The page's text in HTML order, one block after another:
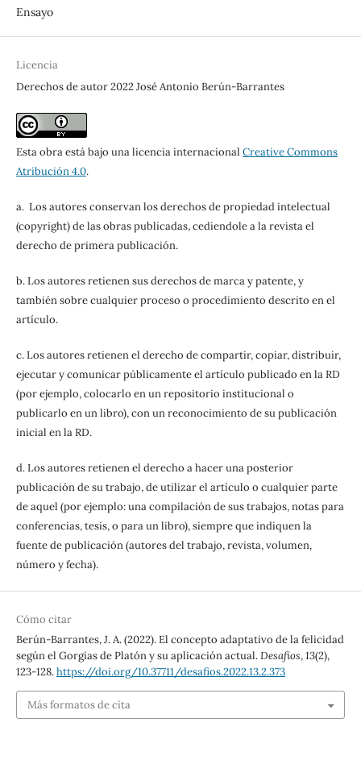
Ensayo
Licencia
Derechos de autor 2022 José Antonio Berún-Barrantes
Esta obra está bajo una licencia internacional Creative Commons
Atribución 4.0.
a. Los autores conservan los derechos de propiedad intelectual
(copyright) de las obras publicadas, cediendole a la revista el
derecho de primera publicación.
b. Los autores retienen sus derechos de marca y patente, y
también sobre cualquier proceso o procedimiento descrito en el
artículo.
c. Los autores retienen el derecho de compartir, copiar, distribuir,
ejecutar y comunicar públicamente el artículo publicado en la RD
(por ejemplo, colocarlo en un repositorio institucional o
publicarlo en un libro), con un reconocimiento de su publicación
inicial en la RD.
d. Los autores retienen el derecho a hacer una posterior
publicación de su trabajo, de utilizar el artículo o cualquier parte
de aquel (por ejemplo: una compilación de sus trabajos, notas para
conferencias, tesis, o para un libro), siempre que indiquen la
fuente de publicación (autores del trabajo, revista, volumen,
número y fecha).
Cómo citar
Berún-Barrantes, J. A. (2022). El concepto adaptativo de la felicidad
según el Gorgias de Platón y su aplicación actual.Desafíos,13(2),
123-128.https://doi.org/10.37711/desafios.2022.13.2.373
Más formatos de cita